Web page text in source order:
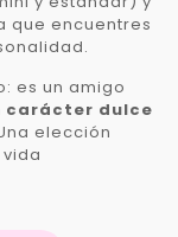
que encuentres
es un amigo
carácter dulce
elección